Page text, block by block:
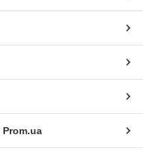
Prom.ua